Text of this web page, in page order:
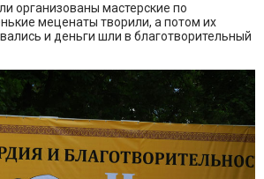
организованы мастерские по
меценаты творили, а потом их
и деньги шли в благотворительный